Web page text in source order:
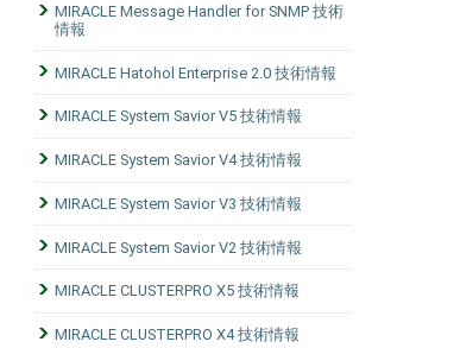
MIRACLE Message Handler for SNMP 技術
情報
MIRACLE Hatohol Enterprise 2.0 技術情報
MIRACLE System Savior V5 技術情報
MIRACLE System Savior V4 技術情報
MIRACLE System Savior V3 技術情報
MIRACLE System Savior V2 技術情報
MIRACLE CLUSTERPRO X5 技術情報
MIRACLE CLUSTERPRO X4 技術情報